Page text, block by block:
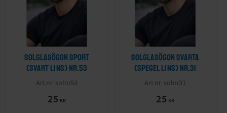
Solglasögon sport
(svart lins) nr.53
solnr53
25 KR
Solglasögon svarta
(spegel lins) nr.31
solnr31
25 KR